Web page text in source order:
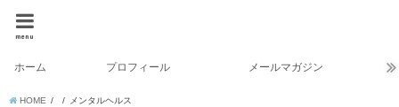
menu
ホーム プロフィール メールマガジン
HOME メンタルヘルス